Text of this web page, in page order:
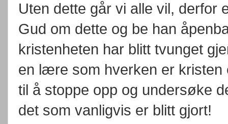
Uten dette går vi alle vil,
Gud om dette og be han
kristenheten har blitt tvunget
en lære som hverken er kristen
til å stoppe opp og undersøke
det som vanligvis er blitt gjort!